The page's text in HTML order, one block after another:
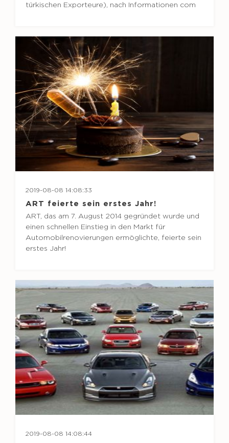
türkischen Exporteure), nach Informationen com
2019-08-08 14:08:33
ART feierte sein erstes Jahr!
ART, das am 7. August 2014 gegründet wurde und
einen schnellen Einstieg in den Markt für
Automobilrenovierungen ermöglichte, feierte sein
erstes Jahr!
2019-08-08 14:08:44